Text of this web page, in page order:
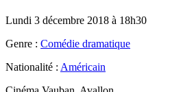
Lundi 3 décembre 2018 à 18h30
Genre : Comédie dramatique
Nationalité : Américain